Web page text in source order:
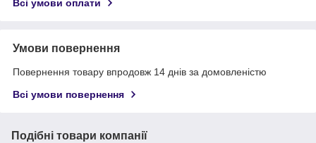
Всі умови оплати
Умови повернення
Повернення товару впродовж 14 днів за домовленістю
Всі умови повернення
Подібні товари компанії